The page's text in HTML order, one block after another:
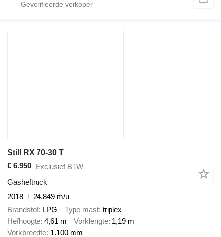
Still RX 70-30 T
€ 6.950 Exclusief BTW
Gasheftruck
2018
24.849 m/u
Brandstof LPG Type mast triplex
Hefhoogte 4,61 m Vorklengte 1,19 m
Vorkbreedte 1.100 mm